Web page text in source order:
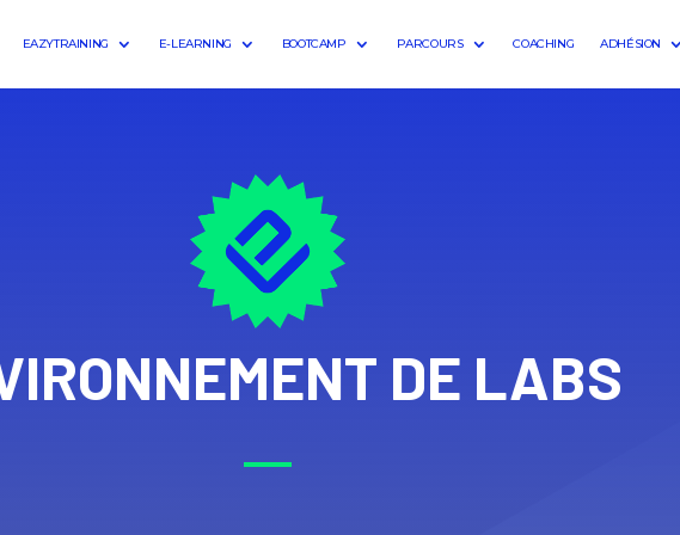
EAZYTRAINING E-LEARNING BOOTCAMP PARCOURS COACHING ADHÉSION
DE LABS